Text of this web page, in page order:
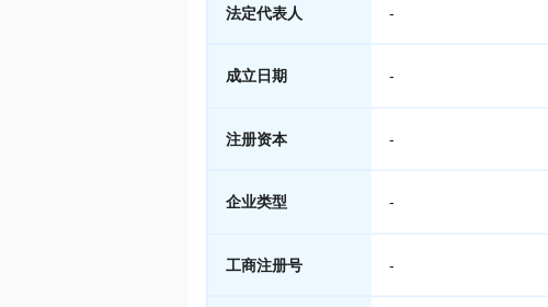
法定代表人 -
成立日期 -
注册资本 -
企业类型 -
工商注册号 -